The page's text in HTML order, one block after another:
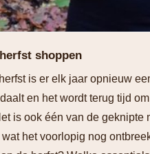
shoppen
is er elk jaar opnieuw
en het wordt terug tijd
is ook één van de geknipte
het voorlopig nog